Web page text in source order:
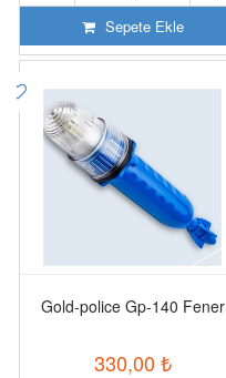
Sepete Ekle
Gold-police Gp-140 Fener
330,00 ₺